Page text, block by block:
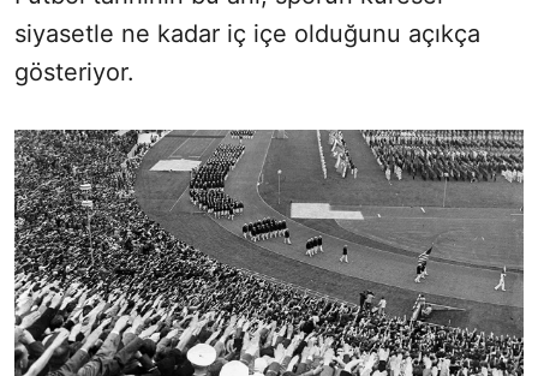
siyasetle ne kadar iç içe olduğunu açıkça
gösteriyor.